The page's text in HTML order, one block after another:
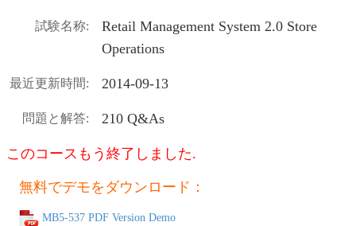
試験名称:
Retail Management System 2.0 Store
Operations
最近更新時間: 2014-09-13
問題と解答: 210 Q&As
このコースもう終了しました.
無料でデモをダウンロード：
MB5-537 PDF Version Demo